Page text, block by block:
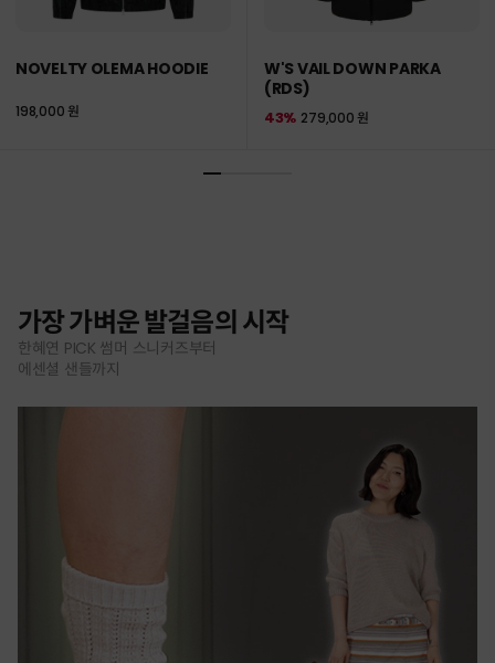
NOVELTY OLEMA HOODIE
198,000 원
W'S VAIL DOWN PARKA
(RDS)
279,000 원
43%
가장 가벼운 발걸음의 시작
한혜연 PICK 썸머 스니커즈부터
에센셜 샌들까지